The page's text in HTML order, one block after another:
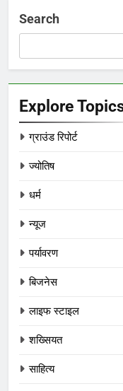
Search
Explore
ग्राउंड रिपोर्ट
ज्योतिष
धर्म
न्यूज
पर्यावरण
बिजनेस
लाइफ स्टाइल
शख्सियत
साहित्य